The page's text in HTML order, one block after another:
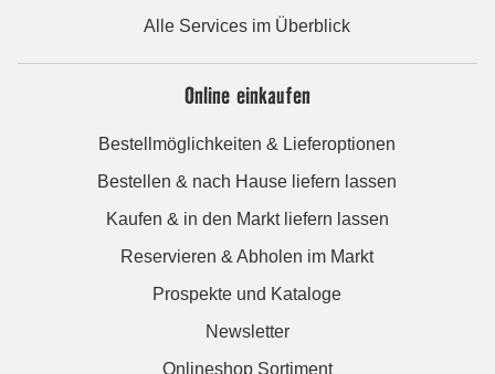
Alle Services im Überblick
Online einkaufen
Bestellmöglichkeiten & Lieferoptionen
Bestellen & nach Hause liefern lassen
Kaufen & in den Markt liefern lassen
Reservieren & Abholen im Markt
Prospekte und Kataloge
Newsletter
Onlineshop Sortiment